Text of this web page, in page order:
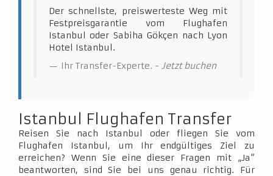
Der schnellste, preiswerteste Weg mit
Festpreisgarantie vom Flughafen
Istanbul oder Sabiha Gökçen nach Lyon
Hotel Istanbul.
Ihr Transfer-Experte. - Jetzt buchen
Istanbul Flughafen Transfer
Reisen Sie nach Istanbul oder fliegen Sie vom
Flughafen Istanbul, um Ihr endgültiges Ziel zu
erreichen? Wenn Sie eine dieser Fragen mit „Ja“
beantworten, sind Sie bei uns genau richtig. Für